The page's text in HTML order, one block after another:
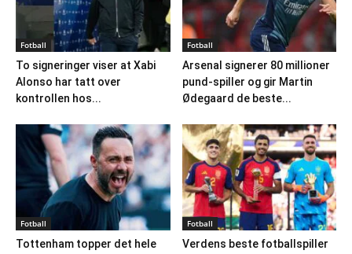
Fotball
To signeringer viser at Xabi
Alonso har tatt over
kontrollen hos...
Fotball
Arsenal signerer 80 millioner
pund-spiller og gir Martin
Ødegaard de beste...
Fotball
Tottenham topper det hele
Fotball
Verdens beste fotballspiller